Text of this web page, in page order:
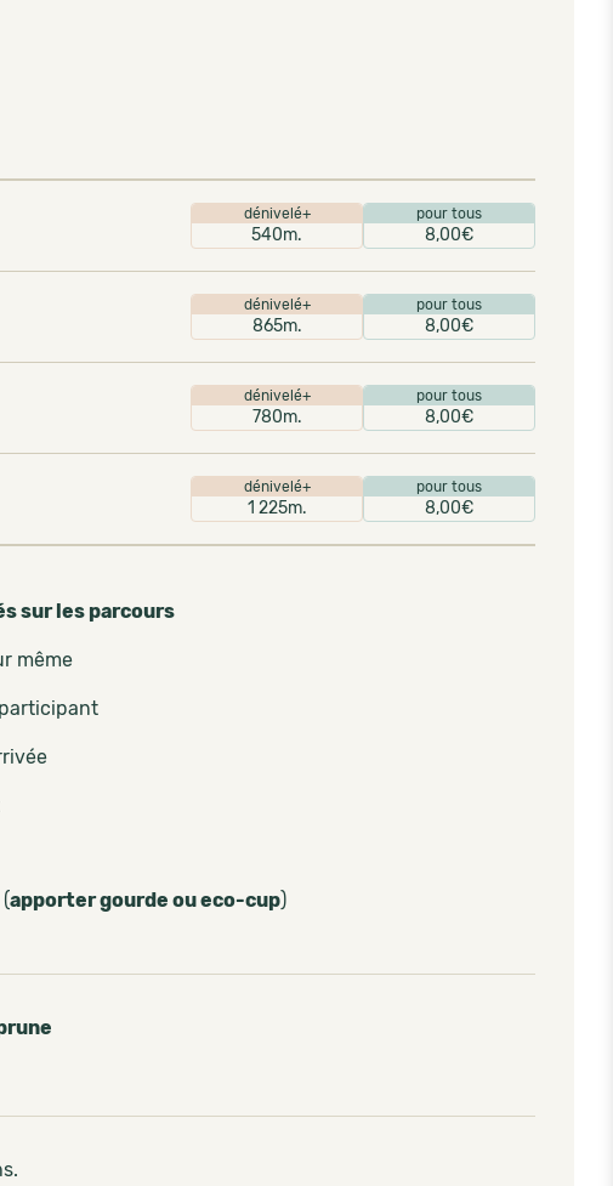
dénivelé+
540m.
pour tous
8,00€
dénivelé+
865m.
pour tous
8,00€
dénivelé+
780m.
pour tous
8,00€
dénivelé+
1 225m.
pour tous
8,00€
sur les parcours
même
apporter gourde ou eco-cup)